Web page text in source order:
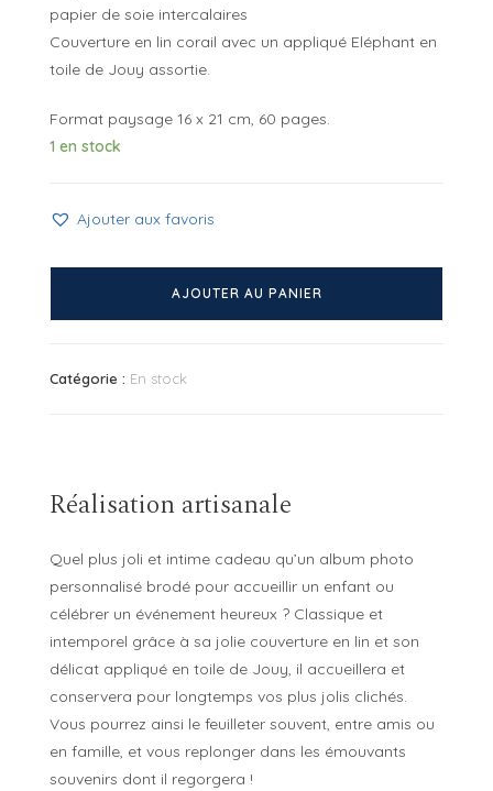
papier de soie intercalaires
Couverture en lin corail avec un appliqué Eléphant en
toile de Jouy assortie.
Format paysage 16 x 21 cm, 60 pages.
1 en stock
Ajouter aux favoris
Mini
brodé
AJOUTER AU PANIER
Catégorie : En stock
Réalisation artisanale
Quel plus joli et intime cadeau qu’un album photo
personnalisé brodé pour accueillir un enfant ou
célébrer un événement heureux ? Classique et
intemporel grâce à sa jolie couverture en lin et son
délicat appliqué en toile de Jouy, il accueillera et
conservera pour longtemps vos plus jolis clichés.
Vous pourrez ainsi le feuilleter souvent, entre amis ou
en famille, et vous replonger dans les émouvants
souvenirs dont il regorgera !